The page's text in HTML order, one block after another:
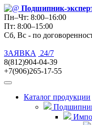
Подшипник-
Пн–Чт: 8:00–16:00
Пт: 8:00–15:00
Сб, Вс - по
ЗАЯВКА
24/7
8(812)904-04-39
+7(906)265-17-55
Каталог продукции